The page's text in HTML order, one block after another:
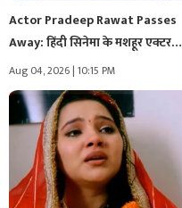
Actor Pradeep Rawat Passes
Away: हिंदी सिनेमा के मशहूर एक्टर…
Aug 04, 2026 | 10:15 PM